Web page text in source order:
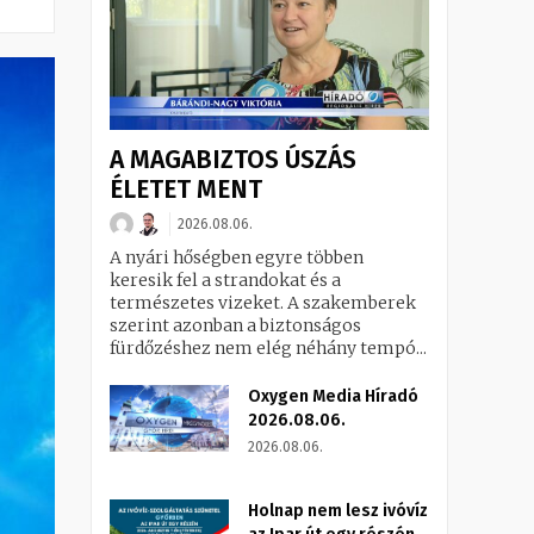
A MAGABIZTOS ÚSZÁS
ÉLETET MENT
2026.08.06.
A nyári hőségben egyre többen
keresik fel a strandokat és a
természetes vizeket. A szakemberek
szerint azonban a biztonságos
fürdőzéshez nem elég néhány tempó...
Oxygen Media Híradó
2026.08.06.
2026.08.06.
Holnap nem lesz ivóvíz